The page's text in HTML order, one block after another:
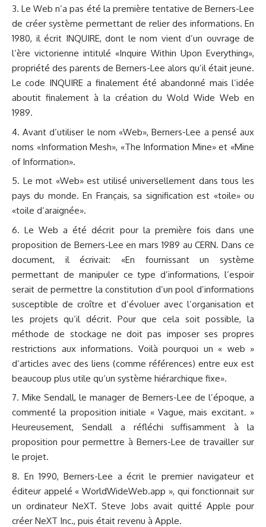
Le Web n’a pas été la première tentative de Berners-Lee
de créer système permettant de relier des informations. En
1980, il écrit INQUIRE, dont le nom vient d’un ouvrage de
l’ère victorienne intitulé «Inquire Within Upon Everything»,
propriété des parents de Berners-Lee alors qu’il était jeune.
Le code INQUIRE a finalement été abandonné mais l’idée
aboutit finalement à la création du Wold Wide Web en
1989.
Avant d’utiliser le nom «Web», Berners-Lee a pensé aux
noms «Information Mesh», «The Information Mine» et «Mine
of Information».
Le mot «Web» est utilisé universellement dans tous les
pays du monde. En Français, sa signification est «toile» ou
«toile d’araignée».
Le Web a été décrit pour la première fois dans une
proposition de Berners-Lee en mars 1989 au CERN. Dans ce
document, il écrivait: «En fournissant un système
permettant de manipuler ce type d’informations, l’espoir
serait de permettre la constitution d’un pool d’informations
susceptible de croître et d’évoluer avec l’organisation et
les projets qu’il décrit. Pour que cela soit possible, la
méthode de stockage ne doit pas imposer ses propres
restrictions aux informations. Voilà pourquoi un « web »
d’articles avec des liens (comme références) entre eux est
beaucoup plus utile qu’un système hiérarchique fixe».
Mike Sendall, le manager de Berners-Lee de l’époque, a
commenté la proposition initiale « Vague, mais excitant. »
Heureusement, Sendall a réfléchi suffisamment à la
proposition pour permettre à Berners-Lee de travailler sur
le projet.
En 1990, Berners-Lee a écrit le premier navigateur et
éditeur appelé «WorldWideWeb.app », qui fonctionnait sur
un ordinateur NeXT. Steve Jobs avait quitté Apple pour
créer NeXT Inc., puis était revenu à Apple.